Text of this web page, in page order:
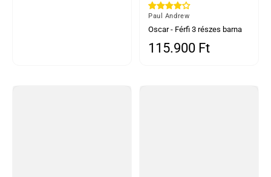
Által
Paul Andrew
Oscar - Férfi 3 részes barna
gyapjúkeverék tweed öltöny
Normál ár
115.900 Ft